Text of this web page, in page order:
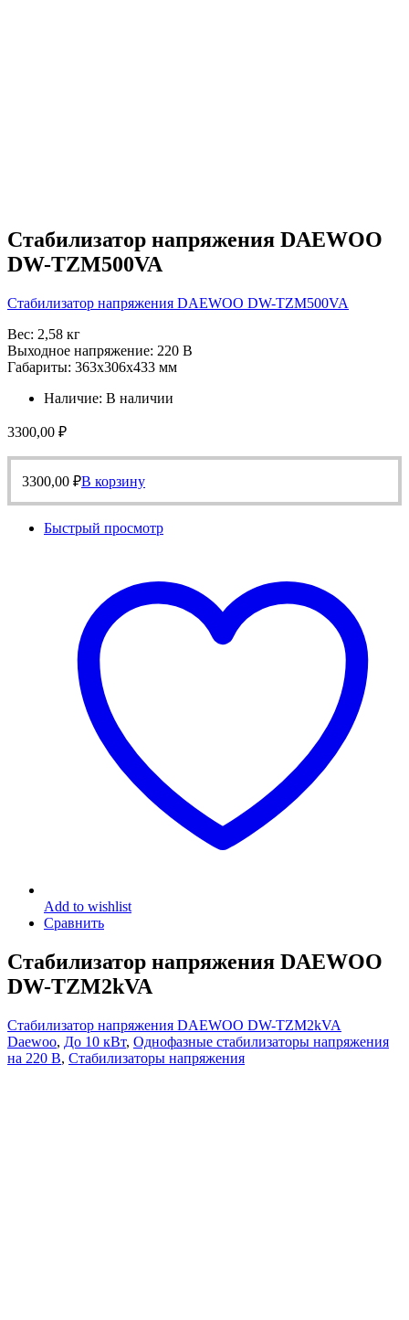
Стабилизатор напряжения DAEWOO
DW-TZM500VA
Стабилизатор напряжения DAEWOO DW-TZM500VA
Вес: 2,58 кг
Выходное напряжение: 220 В
Габариты: 363х306х433 мм
Наличие: В наличии
3300,00 ₽
3300,00 ₽В корзину
Быстрый просмотр
Add to wishlist
Сравнить
Стабилизатор напряжения DAEWOO
DW-TZM2kVA
Стабилизатор напряжения DAEWOO DW-TZM2kVA
Daewoo, До 10 кВт, Однофазные стабилизаторы напряжения
на 220 В, Стабилизаторы напряжения